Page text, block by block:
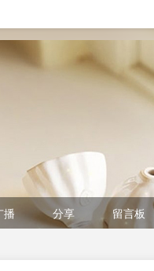
播 分享 留言板